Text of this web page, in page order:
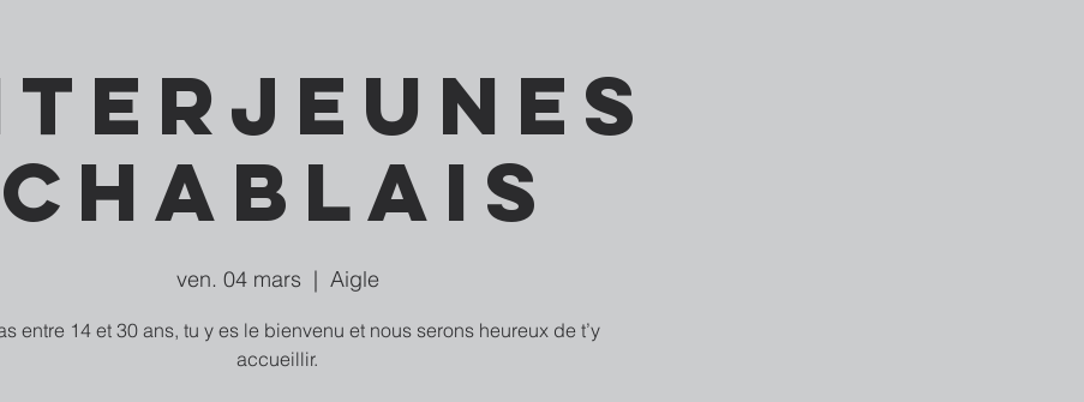
Chablais
ven. 04 mars
  |
Aigle
entre 14 et 30 ans, tu y es le bienvenu et nous serons heureux de t’y
accueillir.